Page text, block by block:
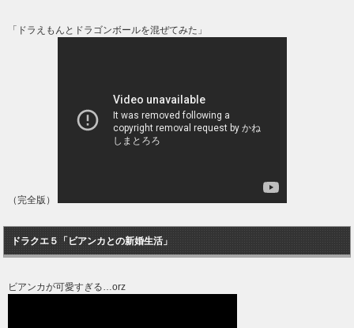
「ドラえもんとドラゴンボールを混ぜてみた」
（完全版）
ドラクエ５「ビアンカとの新婚生活」
ビアンカが可愛すぎる…orz